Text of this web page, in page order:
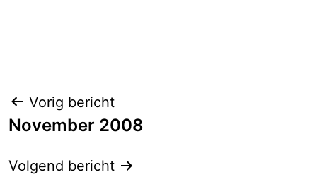
Berichtnavigatie
Vorig bericht
November 2008
Volgend bericht